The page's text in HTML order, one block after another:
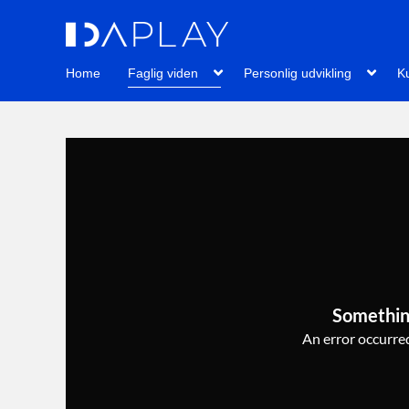
Home Faglig viden Personlig udvikling
An error